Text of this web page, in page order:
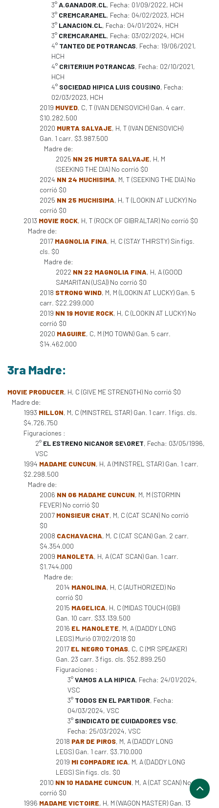
3°A.GANADOR.CL, Fecha: 01/09/2022, HCH
3° CREMCARAMEL, Fecha: 04/02/2023, HCH
3° LANACION.CL, Fecha: 04/01/2024, HCH
3° CREMCARAMEL, Fecha: 03/02/2024, HCH
4° TANTEO DE POTRANCAS, Fecha: 19/06/2021,
HCH
4° CRITERIUM POTRANCAS, Fecha: 02/10/2021,
HCH
4° SOCIEDAD HIPICA LUIS COUSINO, Fecha:
02/03/2023, HCH
2019 MUVED, C, T (IVAN DENISOVICH) Gan. 4 carr.
$10.282.500
2020 MURTA SALVAJE, H, T (IVAN DENISOVICH)
Gan. 1 carr. $3.987.500
Madre de:
2025 NN 25 MURTA SALVAJE, H, M
(SEEKING THE DIA) No corrió $0
2024 NN 24 MUCHISIMA, M, T (SEEKING THE DIA) No
corrió $0
2025 NN 25 MUCHISIMA, H, T (LOOKIN AT LUCKY) No
corrió $0
2013 MOVIE ROCK, H, T (ROCK OF GIBRALTAR) No corrió $0
Madre de:
2017 MAGNOLIA FINA, H, C (STAY THIRSTY) Sin figs.
cls. $0
Madre de:
2022 NN 22 MAGNOLIA FINA, H, A (GOOD
SAMARITAN (USA)) No corrió $0
2018 STRONG WIND, M, M (LOOKIN AT LUCKY) Gan. 5
carr. $22.299.000
2019 NN 19 MOVIE ROCK, H, C (LOOKIN AT LUCKY) No
corrió $0
2020 MAGUIRE, C, M (MO TOWN) Gan. 5 carr.
$14.462.000
3ra Madre:
MOVIE PRODUCER, H, C (GIVE ME STRENGTH) No corrió $0
Madre de:
1993 MILLON, M, C (MINSTREL STAR) Gan. 1 carr. 1 figs. cls.
$4.726.750
Figuraciones :
2° EL ESTRENO NICANOR SE\ORET, Fecha: 03/05/1996,
VSC
1994 MADAME CUNCUN, H, A (MINSTREL STAR) Gan. 1 carr.
$2.298.500
Madre de:
2006 NN 06 MADAME CUNCUN, M, M (STORMIN
FEVER) No corrió $0
2007 MONSIEUR CHAT, M, C (CAT SCAN) No corrió
$0
2008 CACHAVACHA, M, C (CAT SCAN) Gan. 2 carr.
$4.354.000
2009 MANOLETA, H, A (CAT SCAN) Gan. 1 carr.
$1.744.000
Madre de:
2014 MANOLINA, H, C (AUTHORIZED) No
corrió $0
2015 MAGELICA, H, C (MIDAS TOUCH (GB))
Gan. 10 carr. $33.139.500
2016 EL MANOLETE, M, A (DADDY LONG
LEGS) Murió 07/02/2018 $0
2017 EL NEGRO TOMAS, C, C (MR SPEAKER)
Gan. 23 carr. 3 figs. cls. $52.899.250
Figuraciones :
3°VAMOS A LA HIPICA, Fecha: 24/01/2024,
VSC
3° TODOS EN EL PARTIDOR, Fecha:
04/03/2024, VSC
3° SINDICATO DE CUIDADORES VSC,
Fecha: 25/03/2024, VSC
2018 PAR DE PIROS, M, A (DADDY LONG
LEGS) Gan. 1 carr. $3.710.000
2019 MI COMPADRE ICA, M, A (DADDY LONG
LEGS) Sin figs. cls. $0
2010 NN 10 MADAME CUNCUN, M, A (CAT SCAN) No
corrió $0
1996 MADAME VICTOIRE, H, M (WAGON MASTER) Gan. 13